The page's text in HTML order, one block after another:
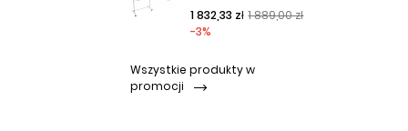
Cena podstawowa
1 889,00 zł
-3%
Cena
1 832,33 zł
Wszystkie produkty w
promocji